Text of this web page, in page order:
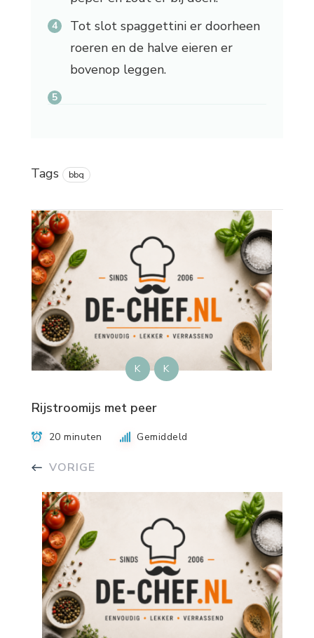
Tot slot spaggettini er doorheen
roeren en de halve eieren er
bovenop leggen.
Tags bbq
K K
Rijstroomijs met peer
20 minuten Gemiddeld
VORIGE